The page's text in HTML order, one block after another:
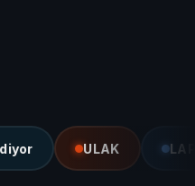
ULAK LAPcard